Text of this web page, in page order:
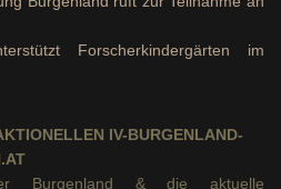
Forscherkindergärten im
IV-BURGENLAND-
Burgenland & die aktuelle